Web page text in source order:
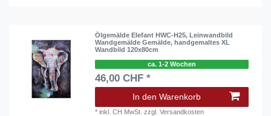
Ölgemälde Elefant HWC-H25, Leinwandbild
Wandgemälde Gemälde, handgemaltes XL
Wandbild 120x80cm
ca. 1-2 Wochen
46,00 CHF *
In den Warenkorb
*inkl. CH MwSt. zzgl.Versandkosten